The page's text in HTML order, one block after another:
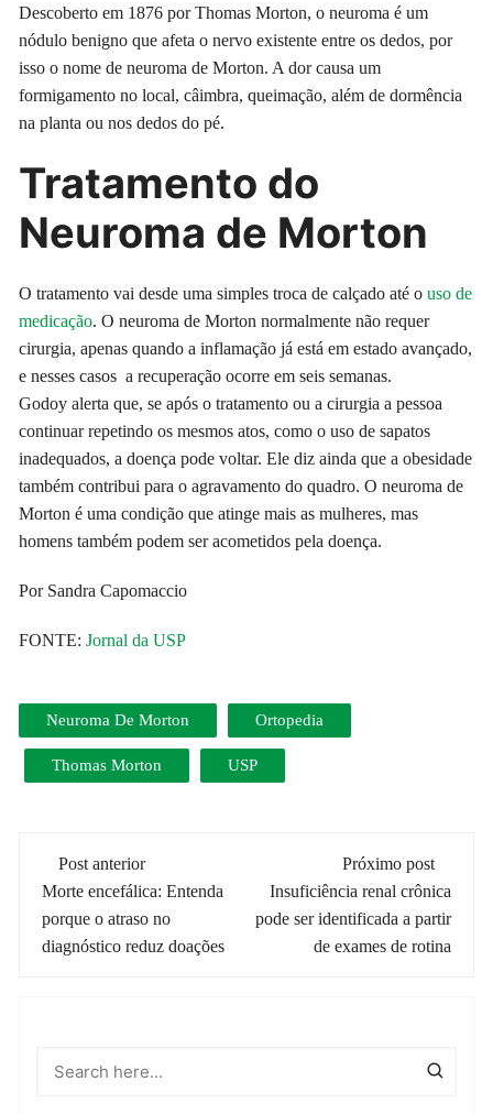
Descoberto em 1876 por Thomas Morton, o neuroma é um
nódulo benigno que afeta o nervo existente entre os dedos, por
isso o nome de neuroma de Morton. A dor causa um
formigamento no local, câimbra, queimação, além de dormência
na planta ou nos dedos do pé.
Tratamento do
Neuroma de Morton
O tratamento vai desde uma simples troca de calçado até ouso de
medicação. O neuroma de Morton normalmente não requer
cirurgia, apenas quando a inflamação já está em estado avançado,
e nesses casos a recuperação ocorre em seis semanas.
Godoy alerta que, se após o tratamento ou a cirurgia a pessoa
continuar repetindo os mesmos atos, como o uso de sapatos
inadequados, a doença pode voltar. Ele diz ainda que a obesidade
também contribui para o agravamento do quadro. O neuroma de
Morton é uma condição que atinge mais as mulheres, mas
homens também podem ser acometidos pela doença.
Por Sandra Capomaccio
FONTE:Jornal da USP
Neuroma De Morton Ortopedia
Thomas Morton USP
Navegação
de
post
Post anterior
Morte encefálica: Entenda
porque o atraso no
diagnóstico reduz doações
Próximo post
Insuficiência renal crônica
pode ser identificada a partir
de exames de rotina